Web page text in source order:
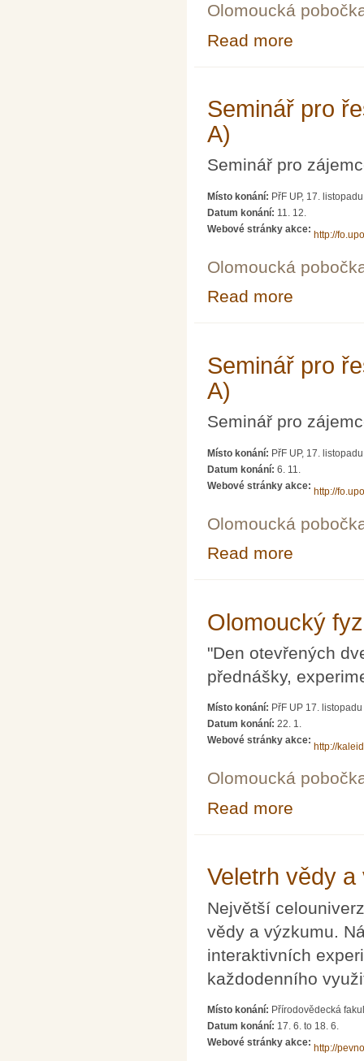
Olomoucká
Read more
Seminář pro
A)
Seminář pro
Místo konání: PřF UP, 17.
Datum konání: 11. 12.
Webové stránky akce:
http://
Olomoucká
Read more
Seminář pro
A)
Seminář pro
Místo konání: PřF UP, 17.
Datum konání: 6. 11.
Webové stránky akce:
http://
Olomoucká
Read more
Olomoucký
"Den otevřených
přednášky,
Místo konání: PřF UP 17.
Datum konání: 22. 1.
Webové stránky akce:
http://
Olomoucká
Read more
Veletrh vědy
Největší
vědy a výzkumu.
interaktivních
každodenního
Místo konání: Přírodovědecká
Datum konání: 17. 6. to 18. 6.
Webové stránky akce:
http://